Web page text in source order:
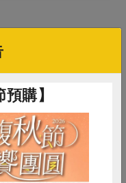
，養殖過程不使用
程經放血處理，確
味和鮮度
購】